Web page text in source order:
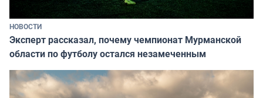
НОВОСТИ
Эксперт рассказал, почему чемпионат Мурманской
области по футболу остался незамеченным